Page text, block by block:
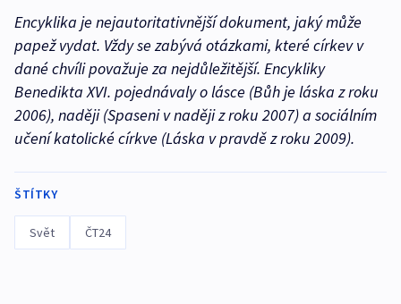
Encyklika je nejautoritativnější dokument, jaký může
papež vydat. Vždy se zabývá otázkami, které církev v
dané chvíli považuje za nejdůležitější. Encykliky
Benedikta XVI. pojednávaly o lásce (Bůh je láska z roku
2006), naději (Spaseni v naději z roku 2007) a sociálním
učení katolické církve (Láska v pravdě z roku 2009).
ŠTÍTKY
Svět ČT24